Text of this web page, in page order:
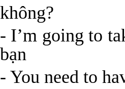
không?
- I’m going to
bạn
- You need to